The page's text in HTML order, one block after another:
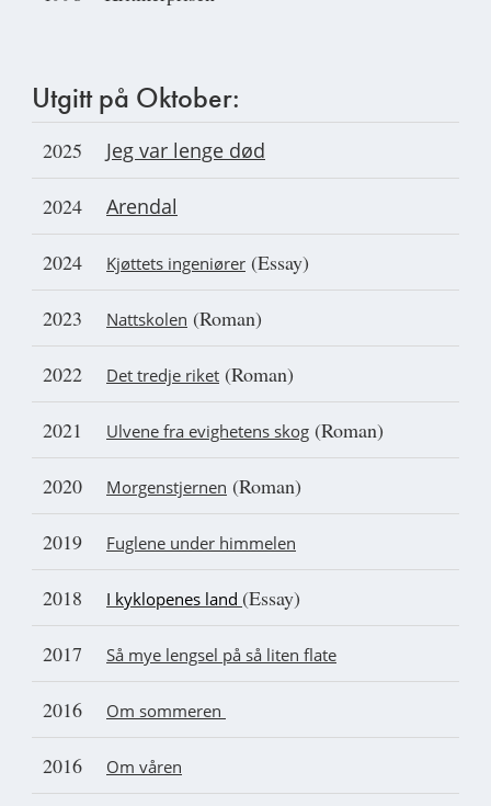
Utgitt på Oktober:
2025 Jeg var lenge død
2024 Arendal
2024 Kjøttets ingeniører (Essay)
2023 Nattskolen (Roman)
2022 Det tredje riket (Roman)
2021 Ulvene fra evighetens skog (Roman)
2020 Morgenstjernen (Roman)
2019 Fuglene under himmelen
2018 I kyklopenes land (Essay)
2017 Så mye lengsel på så liten flate
2016 Om sommeren
2016 Om våren